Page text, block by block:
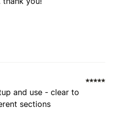
and use - clear to
sections